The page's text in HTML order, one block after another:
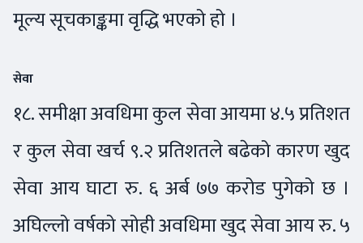
मूल्य सूचकाङ्कमा वृद्धि भएको हो ।
सेवा
१८. समीक्षा अवधिमा कुल सेवा आयमा ४.५ प्रतिशत
र कुल सेवा खर्च ९.२ प्रतिशतले बढेको कारण खुद
सेवा आय घाटा रु. ६ अर्ब ७७ करोड पुगेको छ ।
अघिल्लो वर्षको सोही अवधिमा खुद सेवा आय रु. ५